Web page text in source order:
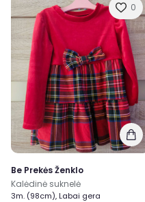
0
Be Prekės Ženklo
Kalėdinė suknelė
3m. (98cm), Labai gera